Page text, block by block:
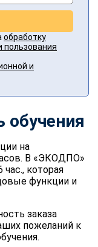
обработку
пользования
и
обучения
на
В «ЭКОДПО»
которая
функции и
заказа
пожеланий к